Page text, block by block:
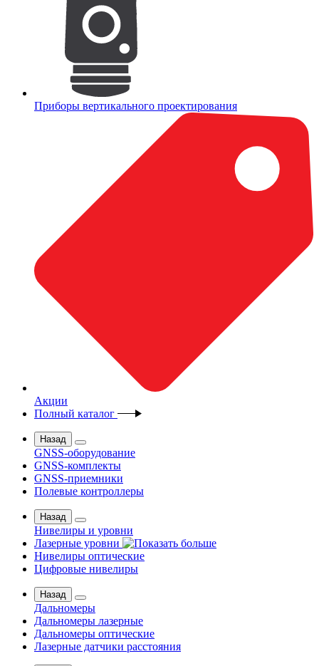
Приборы вертикального проектирования
Акции
Полный каталог
Назад
GNSS-оборудование
GNSS-комплекты
GNSS-приемники
Полевые контроллеры
Назад
Нивелиры и уровни
Лазерные уровни
Нивелиры оптические
Цифровые нивелиры
Назад
Дальномеры
Дальномеры лазерные
Дальномеры оптические
Лазерные датчики расстояния